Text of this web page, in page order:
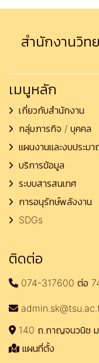
สำนักงานวิท
เมนูหลัก
เกี่ยวกับสำนักงาน
กลุ่มภารกิจ / บุคคล
แผนงานและงบประม
บริการข้อมูล
ระบบสารสนเทศ
การอนุรักษ์พลังงาน
SDGs
ติดต่อ
074-317600 ต่อ
140 ถ.กาญจนวนิช ม
แผนที่ตั้ง